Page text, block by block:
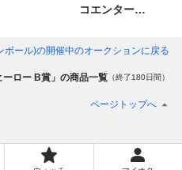
コエンターテ
ボール)の開催中のオークションに戻る
ーロー B賞」の商品一覧 （終了180日間）
ページトップへ